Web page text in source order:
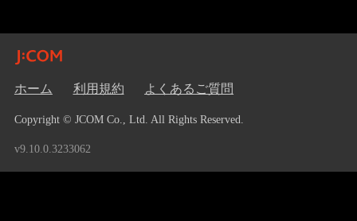
ホーム 利用規約 よくあるご質問
Copyright © JCOM Co., Ltd. All Rights Reserved.
v9.10.0.3233062